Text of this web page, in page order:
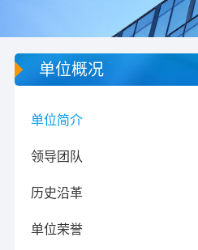
单位概况
单位简介
领导团队
历史沿革
单位荣誉